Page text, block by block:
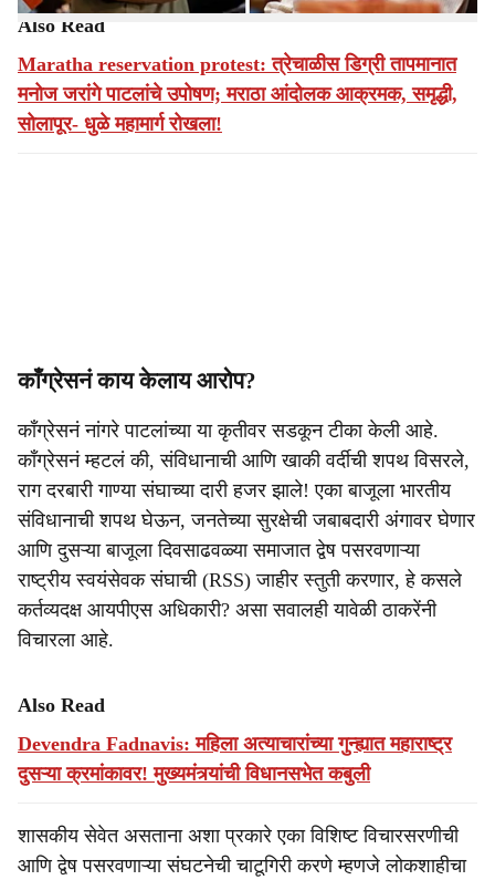
Also Read
Maratha reservation protest: त्रेचाळीस डिग्री तापमानात
मनोज जरांगे पाटलांचे उपोषण; मराठा आंदोलक आक्रमक, समृद्धी,
सोलापूर- धुळे महामार्ग रोखला!
काँग्रेसनं काय केलाय आरोप?
काँग्रेसनं नांगरे पाटलांच्या या कृतीवर सडकून टीका केली आहे.
काँग्रेसनं म्हटलं की, संविधानाची आणि खाकी वर्दीची शपथ विसरले,
राग दरबारी गाण्या संघाच्या दारी हजर झाले! एका बाजूला भारतीय
संविधानाची शपथ घेऊन, जनतेच्या सुरक्षेची जबाबदारी अंगावर घेणार
आणि दुसऱ्या बाजूला दिवसाढवळ्या समाजात द्वेष पसरवणाऱ्या
राष्ट्रीय स्वयंसेवक संघाची (RSS) जाहीर स्तुती करणार, हे कसले
कर्तव्यदक्ष आयपीएस अधिकारी? असा सवालही यावेळी ठाकरेंनी
विचारला आहे.
Also Read
Devendra Fadnavis: महिला अत्याचारांच्या गुन्ह्यात महाराष्ट्र
दुसऱ्या क्रमांकावर! मुख्यमंत्र्यांची विधानसभेत कबुली
शासकीय सेवेत असताना अशा प्रकारे एका विशिष्ट विचारसरणीची
आणि द्वेष पसरवणाऱ्या संघटनेची चाटूगिरी करणे म्हणजे लोकशाहीचा